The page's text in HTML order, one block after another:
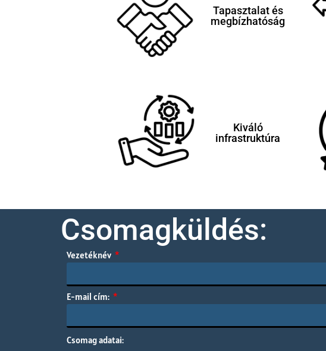
Tapasztalat és
megbízhatóság
Kiváló
infrastruktúra
Csomagküldés:
Vezetéknév
E-mail cím:
Csomag adatai: